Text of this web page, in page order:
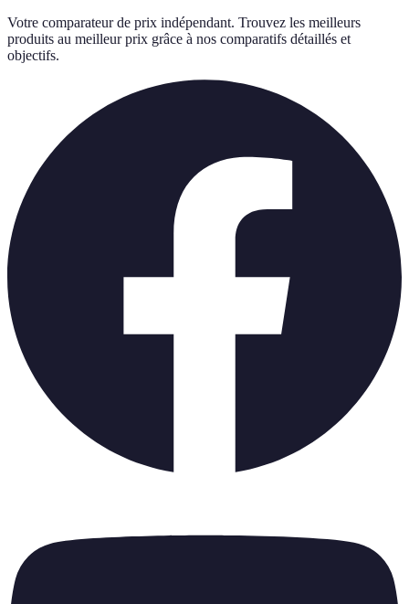
Votre comparateur de prix indépendant. Trouvez les meilleurs
produits au meilleur prix grâce à nos comparatifs détaillés et
objectifs.